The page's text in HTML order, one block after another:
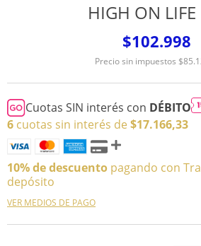
HIGH ON LIFE
$102.998
Precio sin impuestos
Cuotas SIN interés con DÉBITO
6 cuotas sin interés de $17.166,33
10% de descuento pagando con
depósito
VER MEDIOS DE PAGO